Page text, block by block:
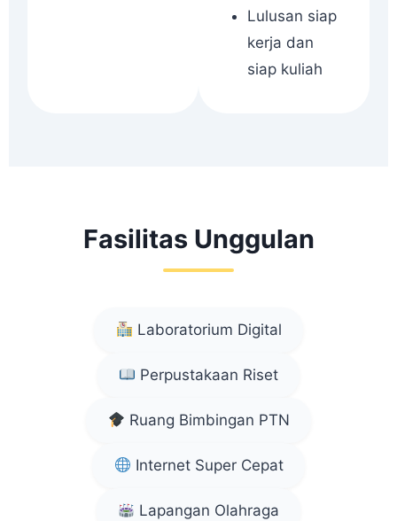
Lulusan siap
kerja dan
siap kuliah
Fasilitas Unggulan
Laboratorium Digital
Perpustakaan Riset
Ruang Bimbingan PTN
Internet Super Cepat
Lapangan Olahraga